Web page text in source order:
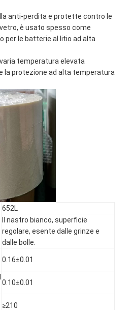
anti-perdita e protette contro le
è usato spesso come
per le batterie al litio ad alta
temperatura elevata
la protezione ad alta temperatura
652L
Il nastro bianco, superficie
regolare, esente dalle grinze e
dalle bolle.
0.16±0.01
0.10±0.01
≥210